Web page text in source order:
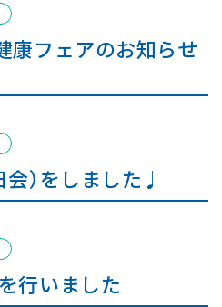
康フェアのお知らせ
）をしました♩
行いました